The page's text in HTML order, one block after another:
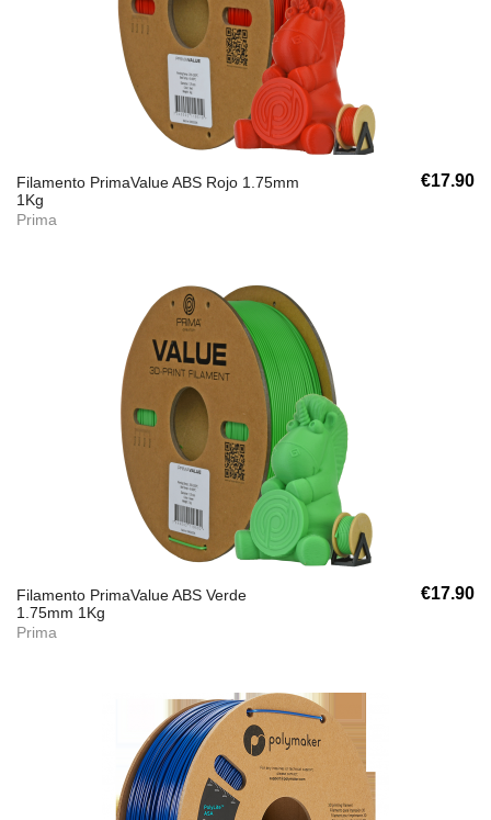
Filamento PrimaValue ABS Rojo 1.75mm
1Kg
Prima
€17.90
Filamento PrimaValue ABS Verde
1.75mm 1Kg
Prima
€17.90